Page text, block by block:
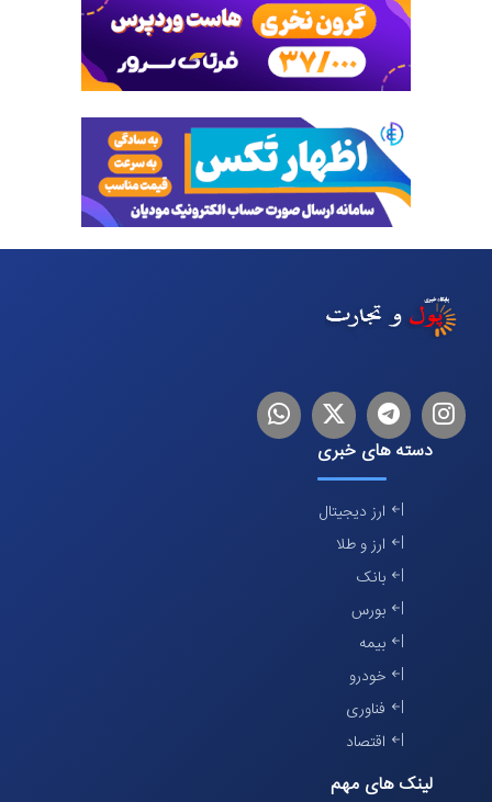
اینستاگرام
تلگرام توییترلینکدین
دسته های خبری
ارز دیجیتال
ارز و طلا
بانک
بورس
بیمه
خودرو
فناوری
اقتصاد
لینک های مهم